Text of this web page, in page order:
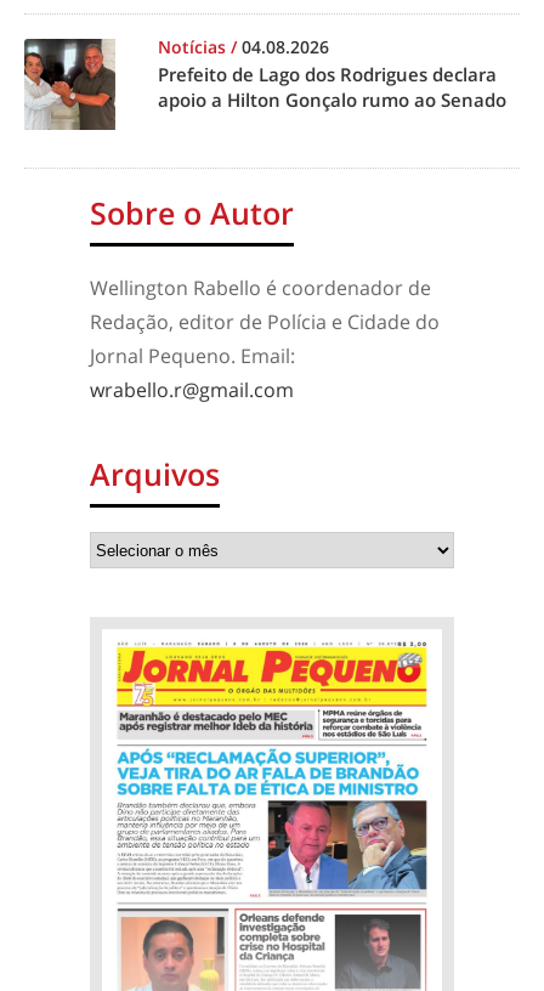
Notícias /04.08.2026
Prefeito de Lago dos Rodrigues declara
apoio a Hilton Gonçalo rumo ao Senado
Sobre o Autor
Wellington Rabello é coordenador de
Redação, editor de Polícia e Cidade do
Jornal Pequeno. Email:
wrabello.r@gmail.com
Arquivos